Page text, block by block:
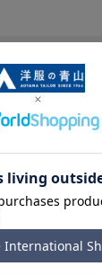
ーツスクエア